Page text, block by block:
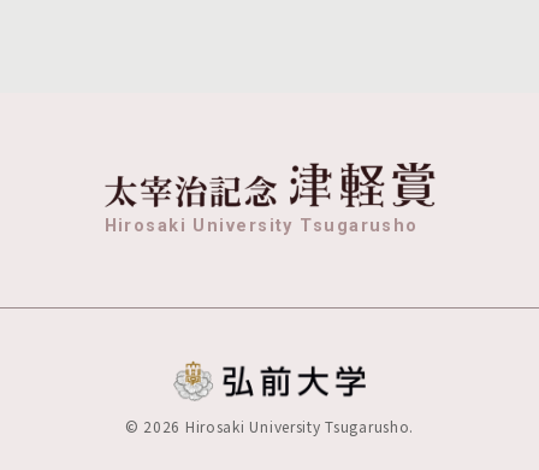
Hirosaki University Tsugarusho
© 2026 Hirosaki University Tsugarusho.